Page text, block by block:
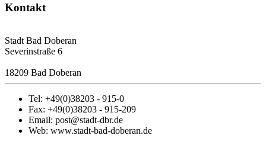
Kontakt
Stadt Bad Doberan
Severinstraße 6
18209 Bad Doberan
Tel: +49(0)38203 - 915-0
Fax: +49(0)38203 - 915-209
Email: post@stadt-dbr.de
Web: www.stadt-bad-doberan.de